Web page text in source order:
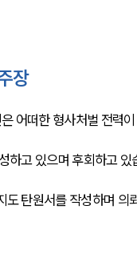
장
어떠한 형사처벌 전력
하고 있으며 후회하고 있
탄원서를 작성하며